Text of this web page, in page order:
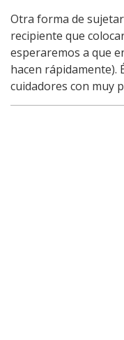
Otra forma de
recipiente que
esperaremos a que
hacen rápidamente).
cuidadores con muy